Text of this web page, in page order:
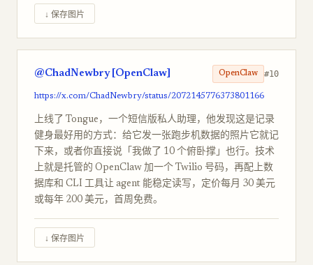
↓ 保存图片
@ChadNewbry [OpenClaw] OpenClaw #10
https://x.com/ChadNewbry/status/2072145776373801166
上线了 Tongue，一个短信版私人助理，他发现这是记录
健身最好用的方式：给它发一张跑步机数据的照片它就记
下来，或者你直接说「我做了 10 个俯卧撑」也行。技术
上就是托管的 OpenClaw 加一个 Twilio 号码，再配上数
据库和 CLI 工具让 agent 能稳定读写，定价每月 30 美元
或每年 200 美元，首周免费。
↓ 保存图片